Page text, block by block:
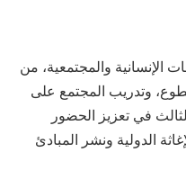
الإنسانية والمجتمعية، من
وتدريب المجتمع على
في تعزيز الحضور
الدولية ونشر المبادئ